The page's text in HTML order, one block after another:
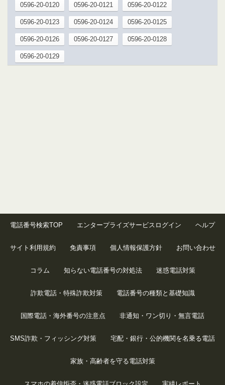
0596-20-0120 0596-20-0121 0596-20-0122
0596-20-0123 0596-20-0124 0596-20-0125
0596-20-0126 0596-20-0127 0596-20-0128
0596-20-0129
電話番号検索TOP エンタープライズサービスログイン ヘルプ
サイト利用規約 免責事項 個人情報保護方針 お問い合わせ
コラム 知らない電話番号の対処法 迷惑電話対策
詐欺電話・特殊詐欺対策 電話番号の種類と基礎知識
国際電話・海外番号の注意点 非通知・ワン切り・無言電話
SMS詐欺・フィッシング対策 宅配・銀行・公的機関を名乗る電話
家族・高齢者を守る電話対策